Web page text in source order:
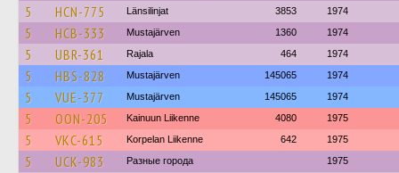
5 HCN-775 Länsilinjat 3853 1974
5 HCB-333 Mustajärven 1360 1974
5 UBR-361 Rajala 464 1974
5 HBS-828 Mustajärven 145065 1974
5 VUE-377 Mustajärven 145065 1974
5 OON-205 Kainuun Liikenne 4080 1975
5 VKC-615 Korpelan Liikenne 642 1975
5 UCK-983 Разные города 1975